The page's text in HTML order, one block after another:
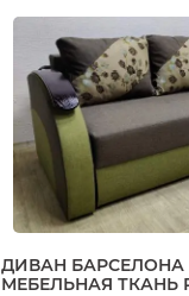
ДИВАН БАРСЕЛОНА
МЕБЕЛЬНАЯ ТКАНЬ